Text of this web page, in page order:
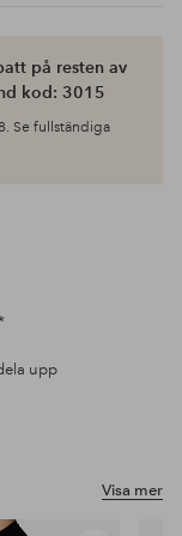
på resten av
kod: 3015
Se fullständiga
upp
Visa mer